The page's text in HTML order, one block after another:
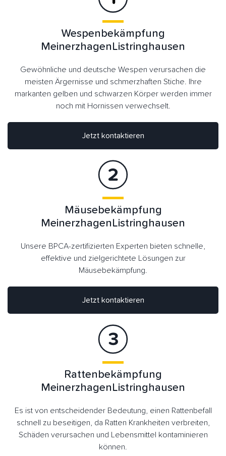
Wespenbekämpfung
MeinerzhagenListringhausen
Gewöhnliche und deutsche Wespen verursachen die
meisten Ärgernisse und schmerzhaften Stiche. Ihre
markanten gelben und schwarzen Körper werden immer
noch mit Hornissen verwechselt.
Jetzt kontaktieren
Jetzt kontaktieren
Mäusebekämpfung
MeinerzhagenListringhausen
Unsere BPCA-zertifizierten Experten bieten schnelle,
effektive und zielgerichtete Lösungen zur
Mäusebekämpfung.
Rattenbekämpfung
MeinerzhagenListringhausen
Es ist von entscheidender Bedeutung, einen Rattenbefall
schnell zu beseitigen, da Ratten Krankheiten verbreiten,
Schäden verursachen und Lebensmittel kontaminieren
können.